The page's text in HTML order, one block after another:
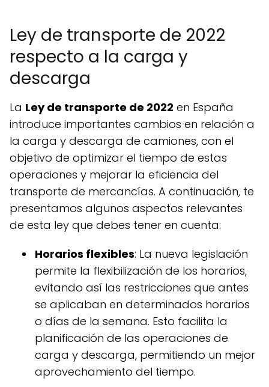
Ley de transporte de 2022
respecto a la carga y
descarga
La Ley de transporte de 2022 en España
introduce importantes cambios en relación a
la carga y descarga de camiones, con el
objetivo de optimizar el tiempo de estas
operaciones y mejorar la eficiencia del
transporte de mercancías. A continuación, te
presentamos algunos aspectos relevantes
de esta ley que debes tener en cuenta:
Horarios flexibles: La nueva legislación
permite la flexibilización de los horarios,
evitando así las restricciones que antes
se aplicaban en determinados horarios
o días de la semana. Esto facilita la
planificación de las operaciones de
carga y descarga, permitiendo un mejor
aprovechamiento del tiempo.